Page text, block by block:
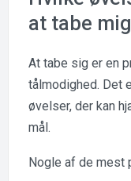
at tabe
At tabe sig er en
tålmodighed. Det
øvelser, der kan
mål.
Nogle af de